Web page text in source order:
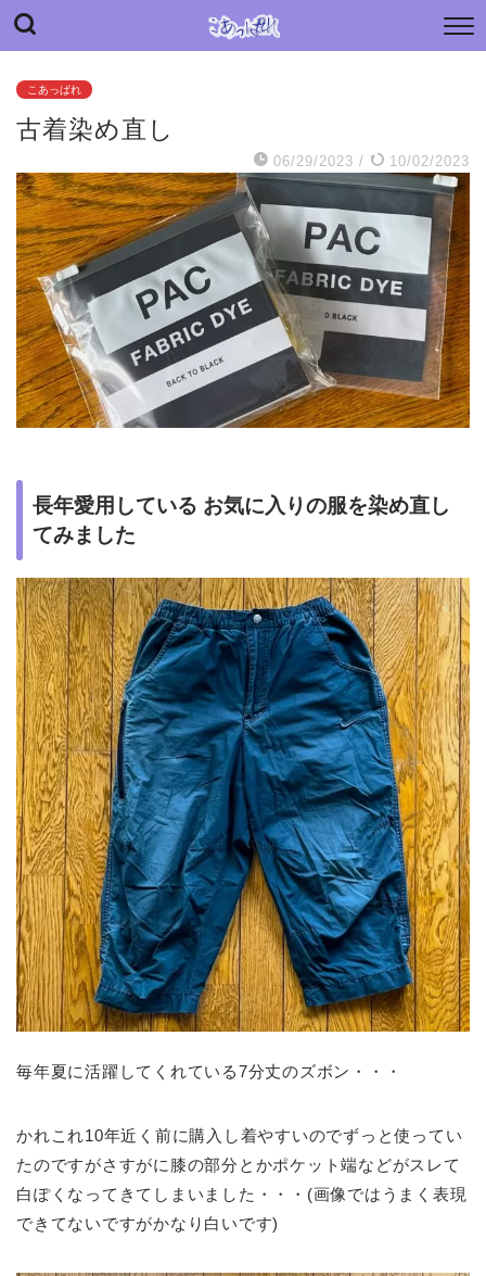
“こあっぱれ” blog
こあっぱれ
古着染め直し
06/29/2023 / 10/02/2023
長年愛用している お気に入りの服を染め直し
てみました
毎年夏に活躍してくれている7分丈のズボン・・・
かれこれ10年近く前に購入し着やすいのでずっと使ってい
たのですがさすがに膝の部分とかポケット端などがスレて
白ぽくなってきてしまいました・・・(画像ではうまく表現
できてないですがかなり白いです)